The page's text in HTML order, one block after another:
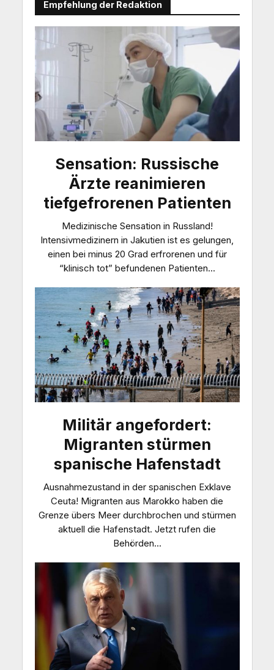
Empfehlung der Redaktion
Sensation: Russische
Ärzte reanimieren
tiefgefrorenen Patienten
Medizinische Sensation in Russland!
Intensivmedizinern in Jakutien ist es gelungen,
einen bei minus 20 Grad erfrorenen und für
“klinisch tot” befundenen Patienten...
Militär angefordert:
Migranten stürmen
spanische Hafenstadt
Ausnahmezustand in der spanischen Exklave
Ceuta! Migranten aus Marokko haben die
Grenze übers Meer durchbrochen und stürmen
aktuell die Hafenstadt. Jetzt rufen die
Behörden...